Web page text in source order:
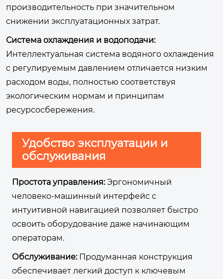
производительность при значительном
снижении эксплуатационных затрат.
Система охлаждения и водоподачи:
Интеллектуальная система водяного охлаждения
с регулируемым давлением отличается низким
расходом воды, полностью соответствуя
экологическим нормам и принципам
ресурсосбережения.
Удобство эксплуатации и
обслуживания
Простота управления:Эргономичный
человеко-машинный интерфейс с
интуитивной навигацией позволяет быстро
освоить оборудование даже начинающим
операторам.
Обслуживание:Продуманная конструкция
обеспечивает легкий доступ к ключевым